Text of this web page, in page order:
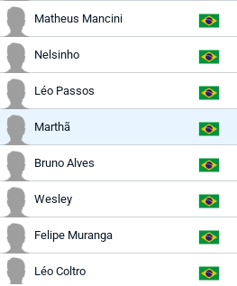
Matheus Mancini
Nelsinho
Léo Passos
Marthã
Bruno Alves
Wesley
Felipe Muranga
Léo Coltro